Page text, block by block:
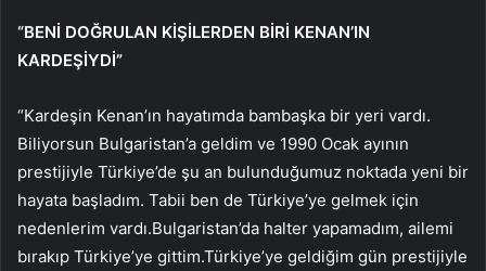
“BENİ DOĞRULAN KİŞİLERDEN BİRİ KENAN’IN
KARDEŞİYDİ”
“Kardeşin Kenan’ın hayatımda bambaşka bir yeri vardı.
Biliyorsun Bulgaristan’a geldim ve 1990 Ocak ayının
prestijiyle Türkiye’de şu an bulunduğumuz noktada yeni bir
hayata başladım. Tabii ben de Türkiye’ye gelmek için
nedenlerim vardı.Bulgaristan’da halter yapamadım, ailemi
bırakıp Türkiye’ye gittim.Türkiye’ye geldiğim gün prestijiyle